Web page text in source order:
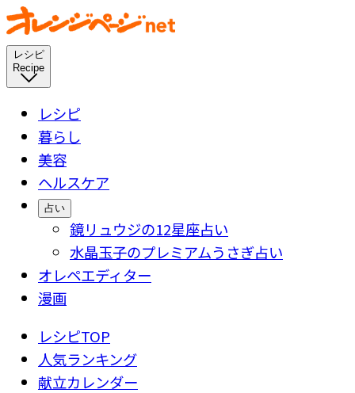
レシピ
Recipe
レシピ
暮らし
美容
ヘルスケア
占い
鏡リュウジの12星座占い
水晶玉子のプレミアムうさぎ占い
オレペエディター
漫画
レシピTOP
人気ランキング
献立カレンダー